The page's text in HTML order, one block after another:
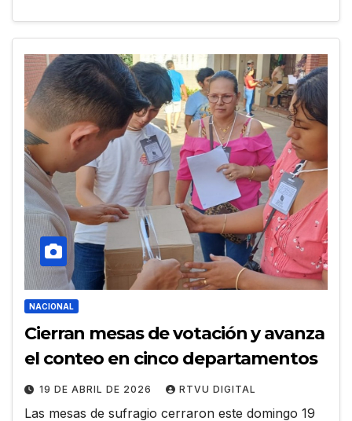
NACIONAL
Cierran mesas de votación y avanza
el conteo en cinco departamentos
19 DE ABRIL DE 2026 RTVU DIGITAL
Las mesas de sufragio cerraron este domingo 19